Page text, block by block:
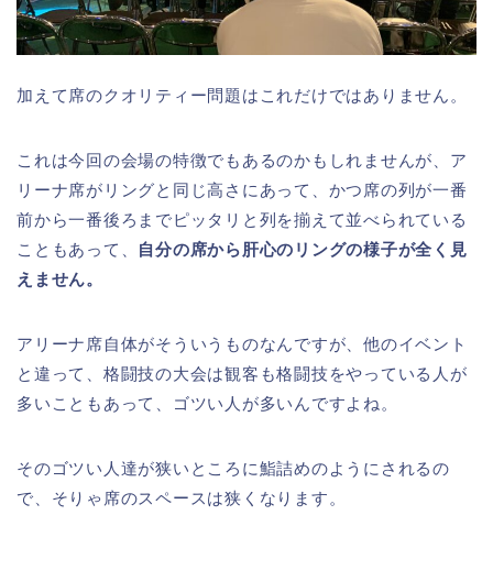
加えて席のクオリティー問題はこれだけではありません。
これは今回の会場の特徴でもあるのかもしれませんが、ア
リーナ席がリングと同じ高さにあって、かつ席の列が一番
前から一番後ろまでピッタリと列を揃えて並べられている
こともあって、 自分の席から肝心のリングの様子が全く見
えません。
アリーナ席自体がそういうものなんですが、他のイベント
と違って、格闘技の大会は観客も格闘技をやっている人が
多いこともあって、ゴツい人が多いんですよね。
そのゴツい人達が狭いところに鮨詰めのようにされるの
で、そりゃ席のスペースは狭くなります。